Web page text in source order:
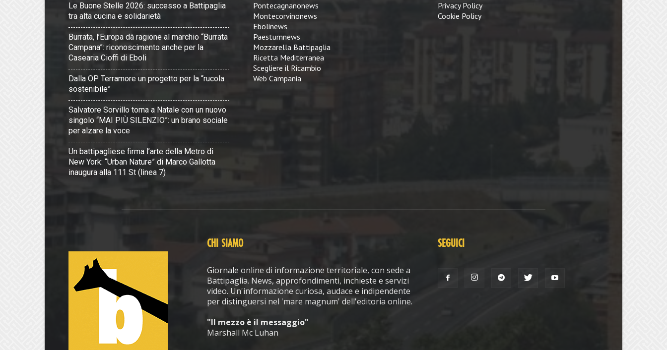
Le Buone Stelle 2026: successo a Battipaglia
tra alta cucina e solidarietà
Burrata, l’Europa dà ragione al marchio “Burrata
Campana”: riconoscimento anche per la
Casearia Cioffi di Eboli
Dalla OP Terramore un progetto per la “rucola
sostenibile”
Salvatore Sorvillo torna a Natale con un nuovo
singolo “MAI PIÙ SILENZIO”: un brano sociale
per alzare la voce
Un battipagliese firma l’arte della Metro di
New York: “Urban Nature” di Marco Gallotta
inaugura alla 111 St (linea 7)
Pontecagnanonews
Montecorvinonews
Ebolinews
Paestumnews
Mozzarella Battipaglia
Ricetta Mediterranea
Scegliere il Ricambio
Web Campania
Privacy Policy
Cookie Policy
CHI SIAMO
Giornale online di informazione territoriale, con sede a
Battipaglia. News, approfondimenti, inchieste e servizi
video. Un'informazione curiosa, audace e indipendente
per distinguersi nel 'mare magnum' dell'editoria online.
"Il mezzo è il messaggio"
Marshall Mc Luhan
SEGUICI